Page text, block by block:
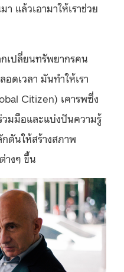
แล้วเอามาให้เราช่วย
เปลี่ยนทรัพยากรคน
ดเวลา มันทำให้เรา
Citizen) เคารพซึ่ง
มมือและแบ่งปันความรู้
ดันให้สร้างสภาพ
างๆ ขึ้น